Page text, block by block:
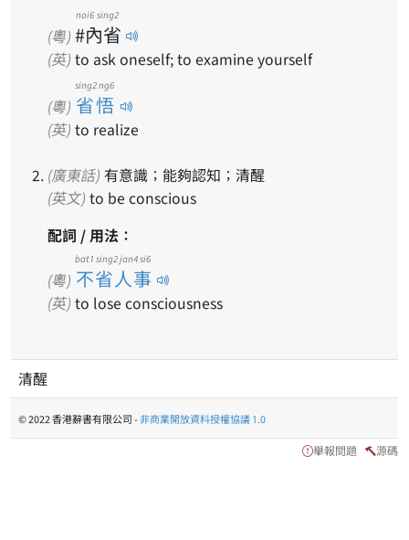
(粵) #內省
noi6 sing2
(英) to ask oneself; to examine yourself
(粵) 省悟
sing2 ng6
(英) to realize
(廣東話) 有意識；能夠認知；清醒
(英文) to be conscious
配詞 / 用法：
(粵) 不省人事
bat1 sing2 jan4 si6
(英) to lose consciousness
清醒
© 2022 香港辭書有限公司 -非商業開放資料授權協議 1.0
舉報問題 源碼